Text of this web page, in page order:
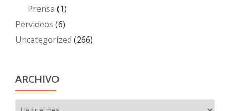
Prensa (1)
Pervideos (6)
Uncategorized (266)
ARCHIVO